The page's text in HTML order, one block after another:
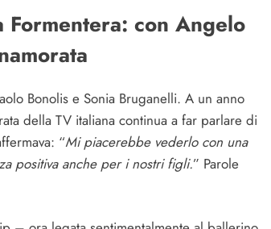
con Angelo
Bonolis e Sonia Bruganelli. A un anno
della TV italiana continua a far parlare di
“Mi piacerebbe vederlo con una
positiva anche per i nostri figli.” Parole